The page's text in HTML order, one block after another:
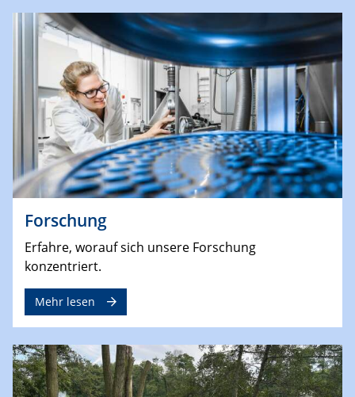
Forschung
Erfahre, worauf sich unsere Forschung
konzentriert.
Mehr lesen